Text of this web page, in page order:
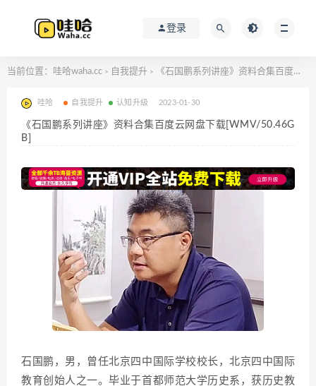
登录
当前位置： 哇哈waha.cc > 自我提升 > 《石国鹏系列讲座》资料合集百度云网盘下载[WMV/50.46GB]
哇哈 自我提升 认知升级 2023-01-30
《石国鹏系列讲座》资料合集百度云网盘下载[WMV/50.46G
B]
石国鹏，男，曾任北京四中国际学校校长，北京四中国际
教育创始人之一。毕业于首都师范大学历史系，获历史教